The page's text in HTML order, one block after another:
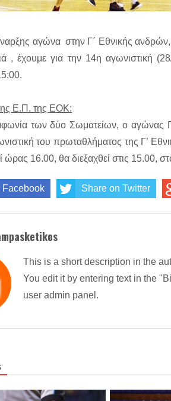
αγώνα στην Γ΄ Εθνικής ανδρών,
έχουμε για την 14η αγωνιστική
Ε.Π. της ΕΟΚ:
των δύο Σωματείων, ο αγώνας
του πρωταθλήματος της Γ’
ώρας 16.00, θα διεξαχθεί στις 15.00,
Facebook Share on Twitter
This is a short description in the
You edit it by entering text in the
user admin panel.